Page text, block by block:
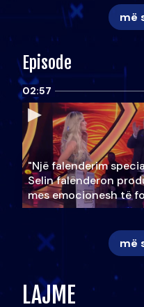
më
Episode
02:57
"Një falenderim
Selin falënderon
mes emocionesh të
më
LAJME